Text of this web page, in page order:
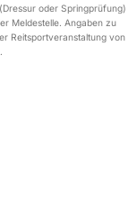
oder Springprüfung)
Meldestelle. Angaben zu
Reitsportveranstaltung von